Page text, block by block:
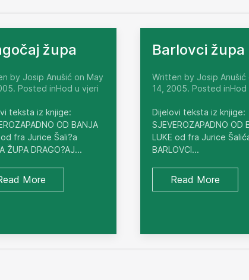
župa
by Josip Anušić on May
Posted inHod u vjeri
teksta iz knjige:
OD BANJA
od fra Jurice Šali?a
ŽUPA DRAGO?AJ...
More
Barlovci župa
Written by Josip Anušić
14, 2005. Posted inHod
Dijelovi teksta iz knjige:
SJEVEROZAPADNO OD
LUKE od fra Jurice
BARLOVCI...
Read More